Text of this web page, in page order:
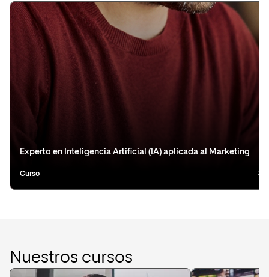
Experto en Inteligencia Artificial (IA) aplicada al Marketing
Curso 3
Nuestros cursos